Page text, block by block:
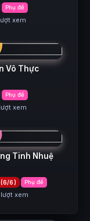
Phụ đề
xem
Vô Thực
Phụ đề
xem
Tinh Nhuệ
(6/6) Phụ đề
xem